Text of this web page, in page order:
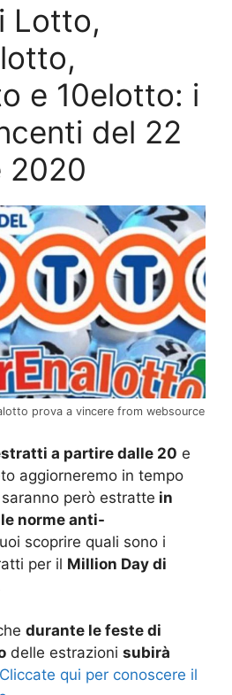
Lotto,
e 10elotto: i
del 22
2020
prova a vincere from websource
a partire dalle 20 e
aggiorneremo in tempo
però estratte in
norme anti-
scoprire quali sono i
per il Million Day di
durante le feste di
delle estrazioni subirà
Cliccate qui per conoscere il